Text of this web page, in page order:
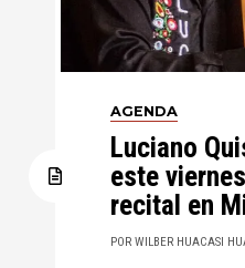
AGENDA
Luciano
este
recital en
POR WILBER HUACASI